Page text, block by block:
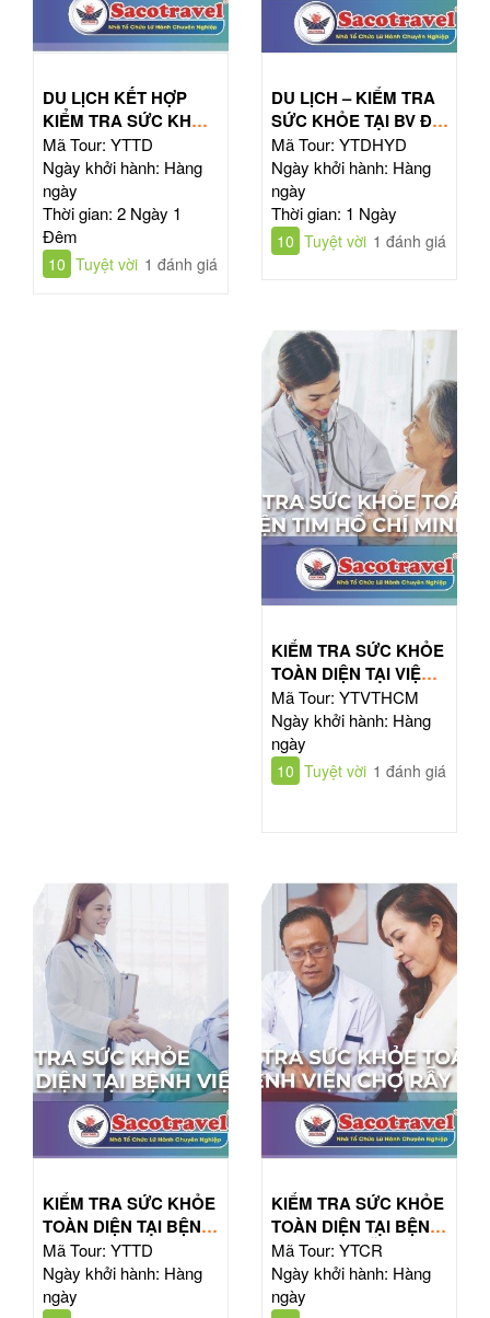
DU LỊCH KẾT HỢP
KIỂM TRA SỨC KHỎE
TOÀN DIỆN
Mã Tour: YTTD
Ngày khởi hành: Hàng
ngày
Thời gian: 2 Ngày 1
Đêm
10 Tuyệt vời 1 đánh giá
DU LỊCH – KIỂM TRA
SỨC KHỎE TẠI BV ĐẠI
HỌC Y DƯỢC TPHCM
Mã Tour: YTDHYD
Ngày khởi hành: Hàng
ngày
Thời gian: 1 Ngày
10 Tuyệt vời 1 đánh giá
KIỂM TRA SỨC KHỎE
TOÀN DIỆN TẠI VIỆN
TIM HỒ CHÍ MINH
Mã Tour: YTVTHCM
Ngày khởi hành: Hàng
ngày
10 Tuyệt vời 1 đánh giá
KIỂM TRA SỨC KHỎE
TOÀN DIỆN TẠI BỆNH
VIỆN TỪ DŨ
Mã Tour: YTTD
Ngày khởi hành: Hàng
ngày
KIỂM TRA SỨC KHỎE
TOÀN DIỆN TẠI BỆNH
VIỆN CHỢ RẪY
Mã Tour: YTCR
Ngày khởi hành: Hàng
ngày